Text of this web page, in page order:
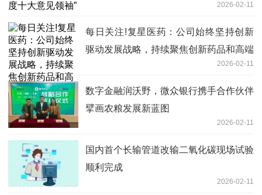
2026-02-11
每日关注!复星医药：公司始终坚持创新
驱动发展战略，持续聚焦创新药品和高端
2026-02-11
数字金融润沃野，微众银行携手合作伙伴
擘画农粮发展新蓝图
2026-02-11
国内首个长输管道改输二氧化碳现场试验
顺利完成
2026-02-11